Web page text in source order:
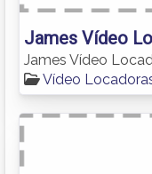
James Vídeo
James Vídeo
Vídeo